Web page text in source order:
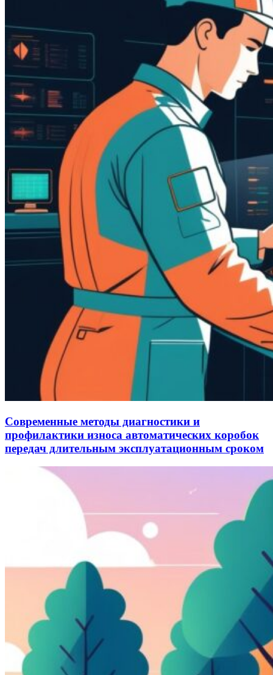
Современные методы диагностики и
профилактики износа автоматических коробок
передач длительным эксплуатационным сроком